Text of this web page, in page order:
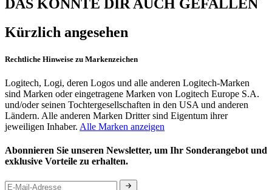
DAS KÖNNTE DIR AUCH GEFALLEN
Kürzlich angesehen
Rechtliche Hinweise zu Markenzeichen
Logitech, Logi, deren Logos und alle anderen Logitech-Marken
sind Marken oder eingetragene Marken von Logitech Europe S.A.
und/oder seinen Tochtergesellschaften in den USA und anderen
Ländern. Alle anderen Marken Dritter sind Eigentum ihrer
jeweiligen Inhaber. Alle Marken anzeigen
Abonnieren Sie unseren Newsletter, um Ihr Sonderangebot und
exklusive Vorteile zu erhalten.